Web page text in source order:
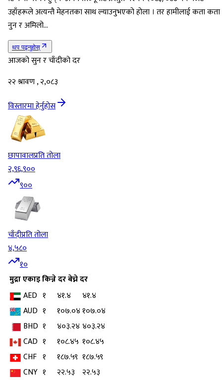
उहाँहरूले अत्यन्तै मेहनतका साथ ल्याउनुभएको होला । तर हामीलाई कता कता
नुन र अमिलो…
थप पढ्नुहोस्
आजको सुन र चाँदीको दर
२२ श्रावण , २,०८३
विस्तारमा हेर्नुहोस
छापावालप्रति तोला
२,९६,९००
९००
चाँदीप्रति तोला
४,५८०
१०
मुद्राएकाइकिन्ने दरबेच्ने दर
AED १ ४१.४
४१.४
AUD १ १०७.०४१०७.०४
BHD १ ४०३.२४ ४०३.२४
CAD १ १०८.४५ १०८.४५
CHF १ १८७.५९ १८७.५९
CNY १ २२.५३
२२.५३